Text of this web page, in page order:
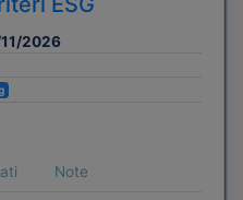
2026
Note